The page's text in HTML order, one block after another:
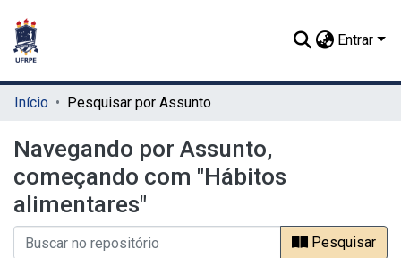
Entrar
Início Pesquisar por Assunto
Navegando por Assunto,
começando com "Hábitos
alimentares"
Pesquisar